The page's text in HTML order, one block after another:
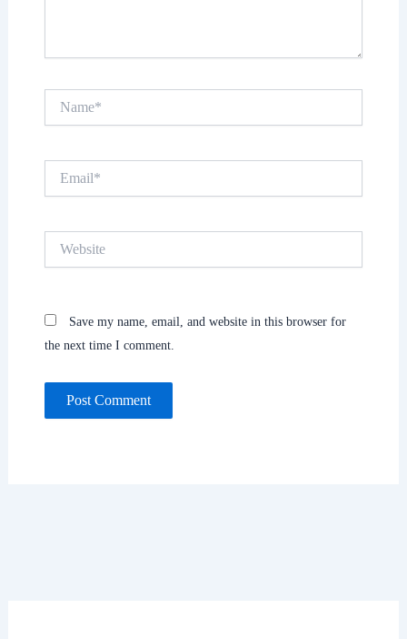
Save my name, email, and website in this browser for
the next time I comment.